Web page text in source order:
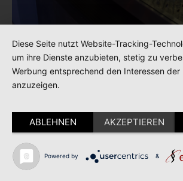
Diese Seite nutzt Website-Tracking-
um ihre Dienste anzubieten, stetig zu
Werbung entsprechend den Interessen der
anzuzeigen.
ABLEHNEN AKZEPTIEREN
Powered by &